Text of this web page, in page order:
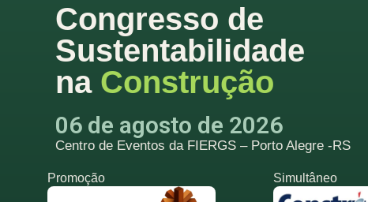
Congresso de
Sustentabilidade
na Construção
06 de agosto de 2026
Centro de Eventos da FIERGS – Porto Alegre -RS
Promoção Simultâneo